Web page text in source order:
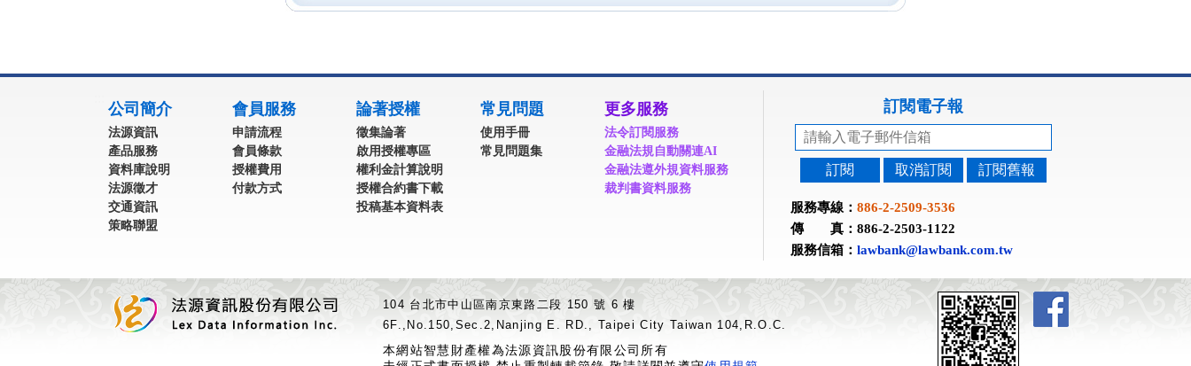
公司簡介
法源資訊
產品服務
資料庫說明
法源徵才
交通資訊
策略聯盟
會員服務
申請流程
會員條款
授權費用
付款方式
論著授權
徵集論著
啟用授權專區
權利金計算說明
授權合約書下載
投稿基本資料表
常見問題
使用手冊
常見問題集
更多服務
法令訂閱服務
金融法規自動關連AI
金融法遵外規資料服務
裁判書資料服務
訂閱電子報
訂閱 取消訂閱 訂閱舊報
服務專線： 886-2-2509-3536
傳 真：886-2-2503-1122
服務信箱： lawbank@lawbank.com.tw
104 台北市中山區南京東路二段 150 號 6 樓
6F.,No.150,Sec.2,Nanjing E. RD., Taipei City Taiwan 104,R.O.C.
本網站智慧財產權為法源資訊股份有限公司所有